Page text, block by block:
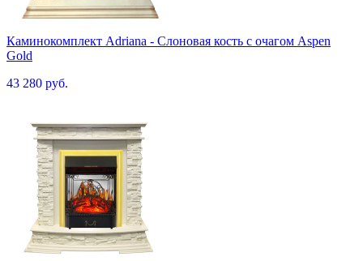
Каминокомплект Adriana - Cлоновая кость с очагом Aspen
Gold
43 280 руб.